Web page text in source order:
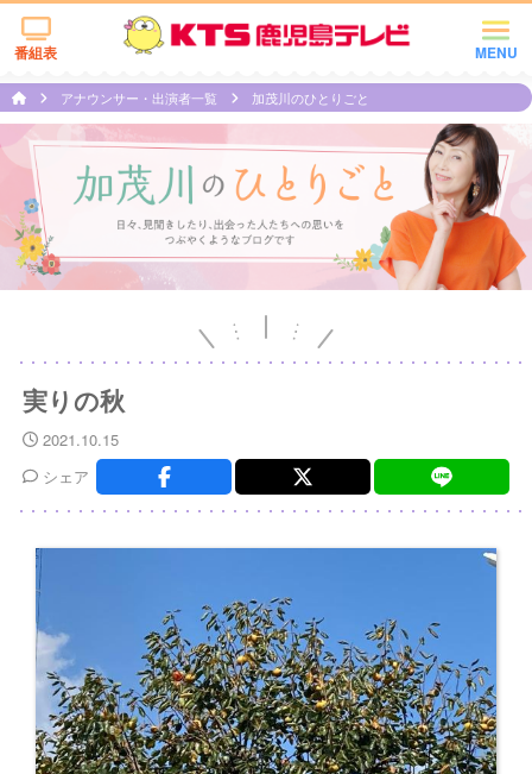
MENU
番組表
アナウンサー・出演者一覧 加茂川のひとりごと
実りの秋
2021.10.15
シェア